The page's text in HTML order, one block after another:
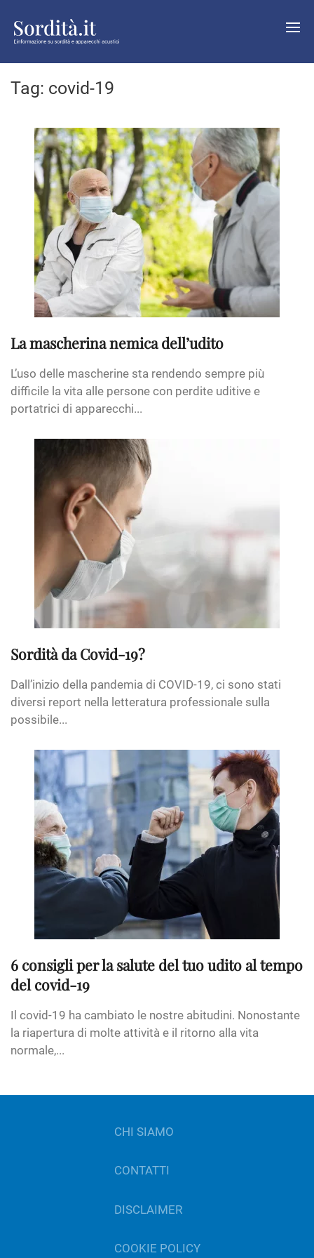
Tag: covid-19
La mascherina nemica dell’udito
L’uso delle mascherine sta rendendo sempre più
difficile la vita alle persone con perdite uditive e
portatrici di apparecchi...
Sordità da Covid-19?
Dall’inizio della pandemia di COVID-19, ci sono stati
diversi report nella letteratura professionale sulla
possibile...
6 consigli per la salute del tuo udito al tempo
del covid-19
Il covid-19 ha cambiato le nostre abitudini. Nonostante
la riapertura di molte attività e il ritorno alla vita
normale,...
CHI SIAMO
CONTATTI
DISCLAIMER
COOKIE POLICY